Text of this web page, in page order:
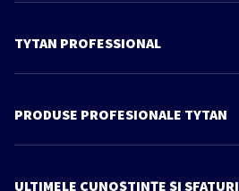
TYTAN PROFESSIONAL
Contactează-ne
PRODUSE PROFESIONALE TYTAN
Spume Adezivi
ULTIMELE CUNOȘTINȚE ȘI SFATURI